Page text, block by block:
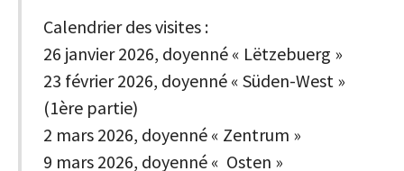
Calendrier des visites :
26 janvier 2026, doyenné « Lëtzebuerg »
23 février 2026, doyenné « Süden-West »
(1ère partie)
2 mars 2026, doyenné « Zentrum »
9 mars 2026, doyenné « Osten »